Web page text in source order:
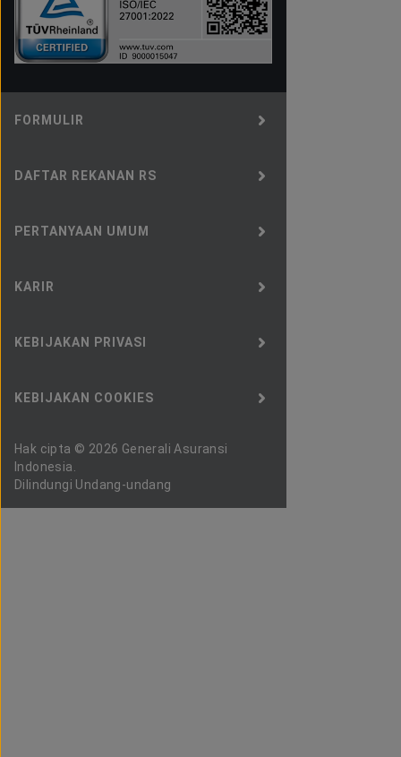
FORMULIR
DAFTAR REKANAN RS
PERTANYAAN UMUM
KARIR
KEBIJAKAN PRIVASI
KEBIJAKAN COOKIES
Hak cipta © 2026 Generali Asuransi
Indonesia.
Dilindungi Undang-undang